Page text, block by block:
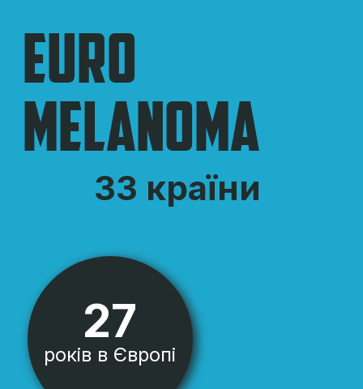
раку шкіри. Створена 1999 року в
європейських дерматологів, які
координують проведення щорічних
Сьогодні учасниками програми є 33
країни, серед яких – Україна.
День діагностики меланоми
Всеукраїнський соціальний проєкт,
що проходить щорічно в рамках
програми «ЄВРОМЕЛАНОМА». 2008
року Україна була приєднана до